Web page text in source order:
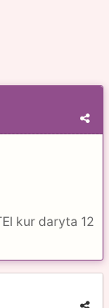
kur daryta 12